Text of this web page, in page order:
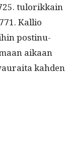
tulorikkain
Kallio
postinu­
aikaan
kah­den